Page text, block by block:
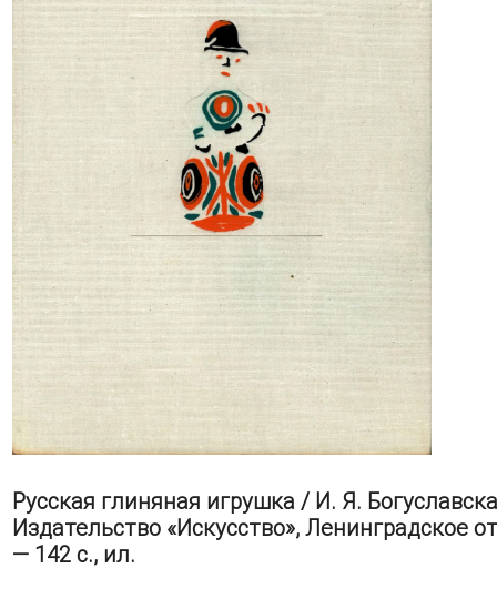
Русская глиняная игрушка / И. Я.
Издательство «Искусство», Ленинградское
— 142 с., ил.